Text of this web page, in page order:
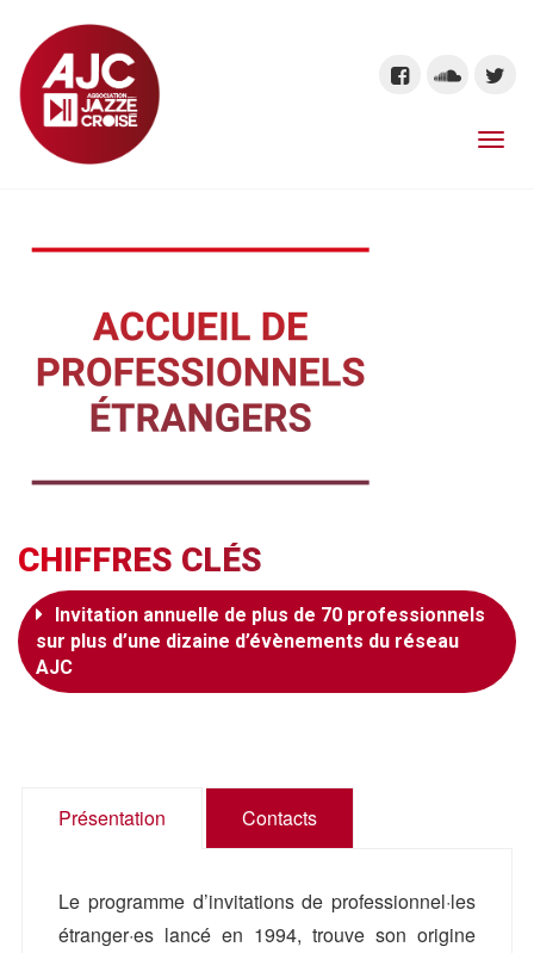
CHIFFRES CLÉS
Invitation annuelle de plus de 70 professionnels
sur plus d’une dizaine d’évènements du réseau
AJC
Présentation Contacts
Le programme d’invitations de professionnel·les
étranger·es lancé en 1994, trouve son origine